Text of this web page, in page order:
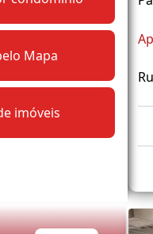
Mapa
imóveis